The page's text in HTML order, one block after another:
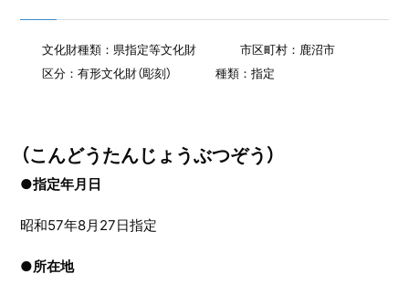
文化財種類：県指定等文化財
市区町村：鹿沼市
区分：有形文化財（彫刻）
種類：指定
（こんどうたんじょうぶつぞう）
●指定年月日
昭和57年8月27日指定
●所在地